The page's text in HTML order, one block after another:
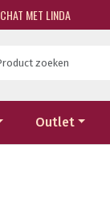
CHAT MET LINDA
Outlet